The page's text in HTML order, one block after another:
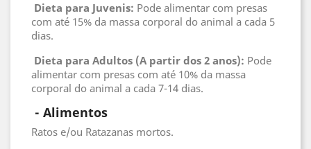
Dieta para Juvenis: Pode alimentar com presas
com até 15% da massa corporal do animal a cada 5
dias.
Dieta para Adultos (A partir dos 2 anos): Pode
alimentar com presas com até 10% da massa
corporal do animal a cada 7-14 dias.
- Alimentos
Ratos e/ou Ratazanas mortos.